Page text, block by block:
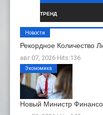
ТРЕНД
Рекордное Количество
авг 07, 2026 Hits:136
Новости
Новый Министр
Экономика